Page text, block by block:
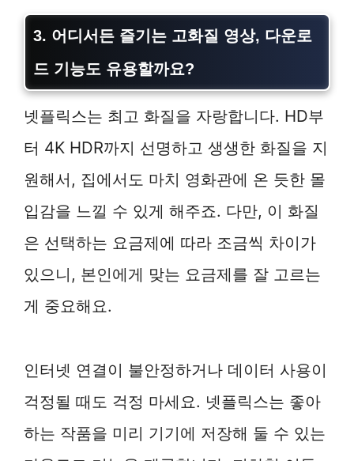
3. 어디서든 즐기는 고화질 영상, 다운로
드 기능도 유용할까요?
넷플릭스는 최고 화질을 자랑합니다. HD부
터 4K HDR까지 선명하고 생생한 화질을 지
원해서, 집에서도 마치 영화관에 온 듯한 몰
입감을 느낄 수 있게 해주죠. 다만, 이 화질
은 선택하는 요금제에 따라 조금씩 차이가
있으니, 본인에게 맞는 요금제를 잘 고르는
게 중요해요.
인터넷 연결이 불안정하거나 데이터 사용이
걱정될 때도 걱정 마세요. 넷플릭스는 좋아
하는 작품을 미리 기기에 저장해 둘 수 있는